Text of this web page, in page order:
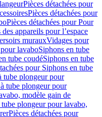
Pièces détachées pour
Pièces détachées pour
Pièces détachées pour Pour
appareils pour l’espace
murauxVidages pour
lavaboSiphons en tube
tube coudéSiphons en tube
pour Siphons en tube
tube plongeur pour
tube plongeur pour
modèle gain de
plongeur pour lavabo,
Pièces détachées pour